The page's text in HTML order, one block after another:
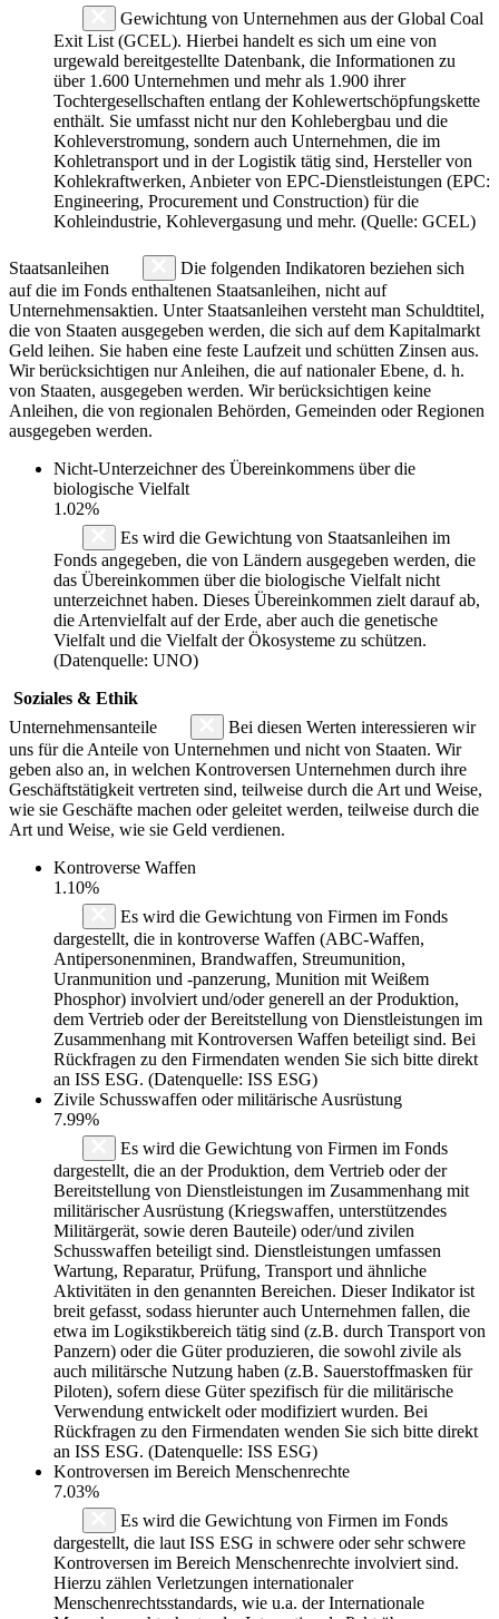
Gewichtung von Unternehmen aus der Global Coal
Exit List (GCEL). Hierbei handelt es sich um eine von
urgewald bereitgestellte Datenbank, die Informationen zu
über 1.600 Unternehmen und mehr als 1.900 ihrer
Tochtergesellschaften entlang der Kohlewertschöpfungskette
enthält. Sie umfasst nicht nur den Kohlebergbau und die
Kohleverstromung, sondern auch Unternehmen, die im
Kohletransport und in der Logistik tätig sind, Hersteller von
Kohlekraftwerken, Anbieter von EPC-Dienstleistungen (EPC:
Engineering, Procurement und Construction) für die
Kohleindustrie, Kohlevergasung und mehr. (Quelle: GCEL)
Staatsanleihen
Die folgenden Indikatoren beziehen sich
auf die im Fonds enthaltenen Staatsanleihen, nicht auf
Unternehmensaktien. Unter Staatsanleihen versteht man Schuldtitel,
die von Staaten ausgegeben werden, die sich auf dem Kapitalmarkt
Geld leihen. Sie haben eine feste Laufzeit und schütten Zinsen aus.
Wir berücksichtigen nur Anleihen, die auf nationaler Ebene, d. h.
von Staaten, ausgegeben werden. Wir berücksichtigen keine
Anleihen, die von regionalen Behörden, Gemeinden oder Regionen
ausgegeben werden.
Nicht-Unterzeichner des Übereinkommens über die
biologische Vielfalt
1.02%
Es wird die Gewichtung von Staatsanleihen im
Fonds angegeben, die von Ländern ausgegeben werden, die
das Übereinkommen über die biologische Vielfalt nicht
unterzeichnet haben. Dieses Übereinkommen zielt darauf ab,
die Artenvielfalt auf der Erde, aber auch die genetische
Vielfalt und die Vielfalt der Ökosysteme zu schützen.
(Datenquelle: UNO)
Soziales & Ethik
Unternehmensanteile
Bei diesen Werten interessieren wir
uns für die Anteile von Unternehmen und nicht von Staaten. Wir
geben also an, in welchen Kontroversen Unternehmen durch ihre
Geschäftstätigkeit vertreten sind, teilweise durch die Art und Weise,
wie sie Geschäfte machen oder geleitet werden, teilweise durch die
Art und Weise, wie sie Geld verdienen.
Kontroverse Waffen
1.10%
Es wird die Gewichtung von Firmen im Fonds
dargestellt, die in kontroverse Waffen (ABC-Waffen,
Antipersonenminen, Brandwaffen, Streumunition,
Uranmunition und -panzerung, Munition mit Weißem
Phosphor) involviert und/oder generell an der Produktion,
dem Vertrieb oder der Bereitstellung von Dienstleistungen im
Zusammenhang mit Kontroversen Waffen beteiligt sind. Bei
Rückfragen zu den Firmendaten wenden Sie sich bitte direkt
an ISS ESG. (Datenquelle: ISS ESG)
Zivile Schusswaffen oder militärische Ausrüstung
7.99%
Es wird die Gewichtung von Firmen im Fonds
dargestellt, die an der Produktion, dem Vertrieb oder der
Bereitstellung von Dienstleistungen im Zusammenhang mit
militärischer Ausrüstung (Kriegswaffen, unterstützendes
Militärgerät, sowie deren Bauteile) oder/und zivilen
Schusswaffen beteiligt sind. Dienstleistungen umfassen
Wartung, Reparatur, Prüfung, Transport und ähnliche
Aktivitäten in den genannten Bereichen. Dieser Indikator ist
breit gefasst, sodass hierunter auch Unternehmen fallen, die
etwa im Logikstikbereich tätig sind (z.B. durch Transport von
Panzern) oder die Güter produzieren, die sowohl zivile als
auch militärsche Nutzung haben (z.B. Sauerstoffmasken für
Piloten), sofern diese Güter spezifisch für die militärische
Verwendung entwickelt oder modifiziert wurden. Bei
Rückfragen zu den Firmendaten wenden Sie sich bitte direkt
an ISS ESG. (Datenquelle: ISS ESG)
Kontroversen im Bereich Menschenrechte
7.03%
Es wird die Gewichtung von Firmen im Fonds
dargestellt, die laut ISS ESG in schwere oder sehr schwere
Kontroversen im Bereich Menschenrechte involviert sind.
Hierzu zählen Verletzungen internationaler
Menschenrechtsstandards, wie u.a. der Internationale